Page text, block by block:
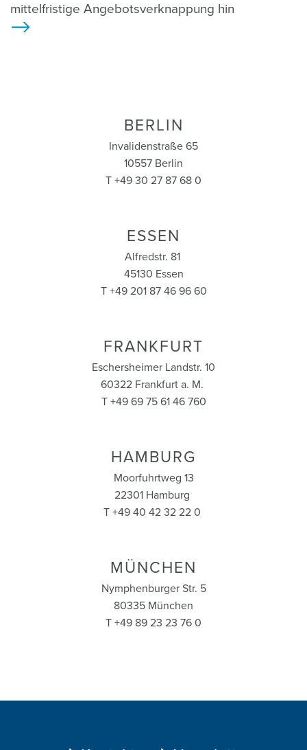
mittelfristige Angebotsverknappung hin
BERLIN
Invalidenstraße 65
10557 Berlin
T +49 30 27 87 68 0
ESSEN
Alfredstr. 81
45130 Essen
T +49 201 87 46 96 60
FRANKFURT
Eschersheimer Landstr. 10
60322 Frankfurt a. M.
T +49 69 75 61 46 760
HAMBURG
Moorfuhrtweg 13
22301 Hamburg
T +49 40 42 32 22 0
MÜNCHEN
Nymphenburger Str. 5
80335 München
T +49 89 23 23 76 0